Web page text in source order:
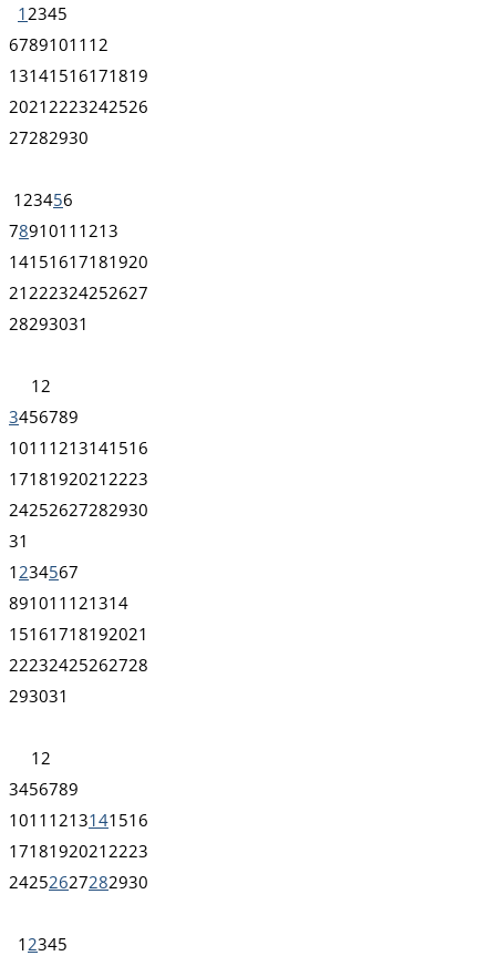
1 2345
67891011 12
13141516171819
2021 2223242526
27282930
1 23456
7891011 1213
14151617181920
21 222324252627
28293031
1 2
3456789
1011 1213141516
1718192021 2223
24252627282930
31
1 234567
891011 121314
15161718192021
22232425262728
293031
1 2
3456789
1011 1213141516
1718192021 2223
24252627282930
1 2345